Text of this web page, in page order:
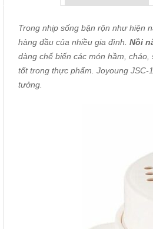
Trong nhịp sống bận rộn như hiện
hàng đầu của nhiều gia đình. Nồi
dàng chế biến các món hầm,
tốt trong thực phẩm. Joyoung
tưởng.